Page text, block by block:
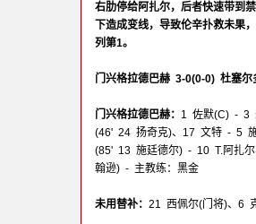
右肋停给阿扎尔，后者快速带到
下造成变线，导致伦辛扑救未果
列第1。
门兴格拉德巴赫 3-0(0-0) 杜塞尔
门兴格拉德巴赫： 1 佐默(C) - 3
(46' 24 扬奇克)、17 文特 - 5
(85' 13 施廷德尔) - 10 T.阿扎
翰逊) - 主教练：黑金
未用替补： 21 西佩尔(门将)、6